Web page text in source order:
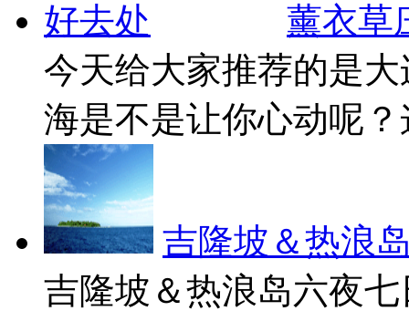
薰衣草
今天给大家推荐的是
海是不是让你心动呢
吉隆坡＆热浪
吉隆坡＆热浪岛六夜